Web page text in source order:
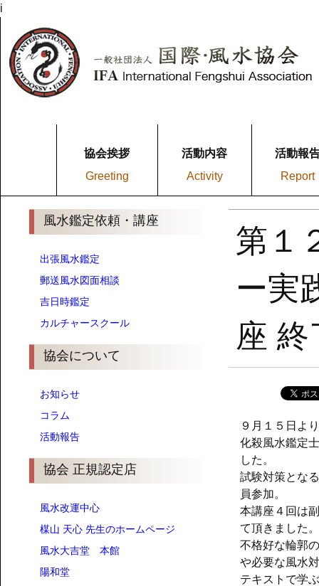
i
協会挨拶
Greeting
活動内容
Activity
活動報
Report
風水鑑定依頼・講座
出張風水鑑定
郵送風水図面相談
吉日時鑑定
カルチャースクール
協会について
お知らせ
コラム
活動報告
協会 正規認定店
風水改運中心
楳山 天心 先生のホームページ
風水大吉堂 本館
陽和堂
第１
ー実
座
９月１５日よ
化殺風水鑑定
した。
試験対策とな
員参加。
本講座４回は
て頂きました。
不格好な輪郭
や必要な風水
テキストで学